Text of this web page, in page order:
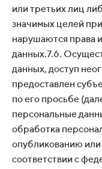
или третьих лиц
значимых целей
нарушаются права
данных.7.6.
данных, доступ
предоставлен
по его просьбе
персональные
обработка
опубликованию
соответствии с